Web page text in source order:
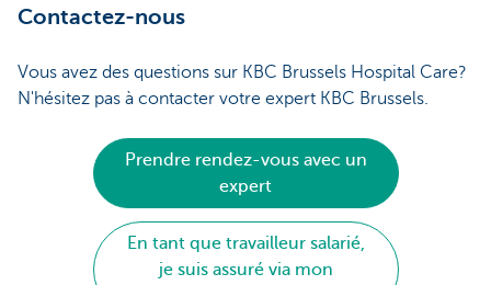
Contactez-nous
Vous avez des questions sur KBC Brussels Hospital Care?
N'hésitez pas à contacter votre expert KBC Brussels.
Prendre rendez-vous avec un
expert
En tant que travailleur salarié,
je suis assuré via mon